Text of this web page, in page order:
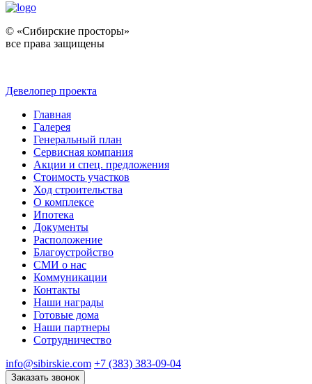
© «Сибирские просторы»
все права защищены
Девелопер проекта
Главная
Галерея
Генеральный план
Сервисная компания
Акции и спец. предложения
Стоимость участков
Ход строительства
О комплексе
Ипотека
Документы
Расположение
Благоустройство
СМИ о нас
Коммуникации
Контакты
Наши награды
Готовые дома
Наши партнеры
Сотрудничество
info@sibirskie.com +7 (383) 383-09-04
Заказать звонок